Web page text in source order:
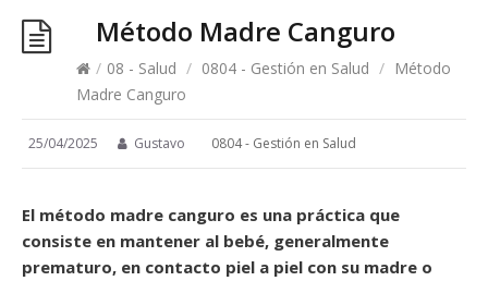
Método Madre Canguro
/ 08 - Salud / 0804 - Gestión en Salud / Método
Madre Canguro
25/04/2025 Gustavo 0804 - Gestión en Salud
El método madre canguro es una práctica que
consiste en mantener al bebé, generalmente
prematuro, en contacto piel a piel con su madre o